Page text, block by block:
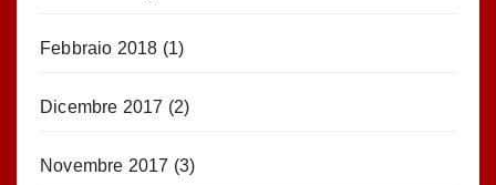
Febbraio 2018 (1)
Dicembre 2017 (2)
Novembre 2017 (3)